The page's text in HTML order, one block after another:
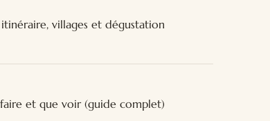
itinéraire, villages et dégustation
et que voir (guide complet)